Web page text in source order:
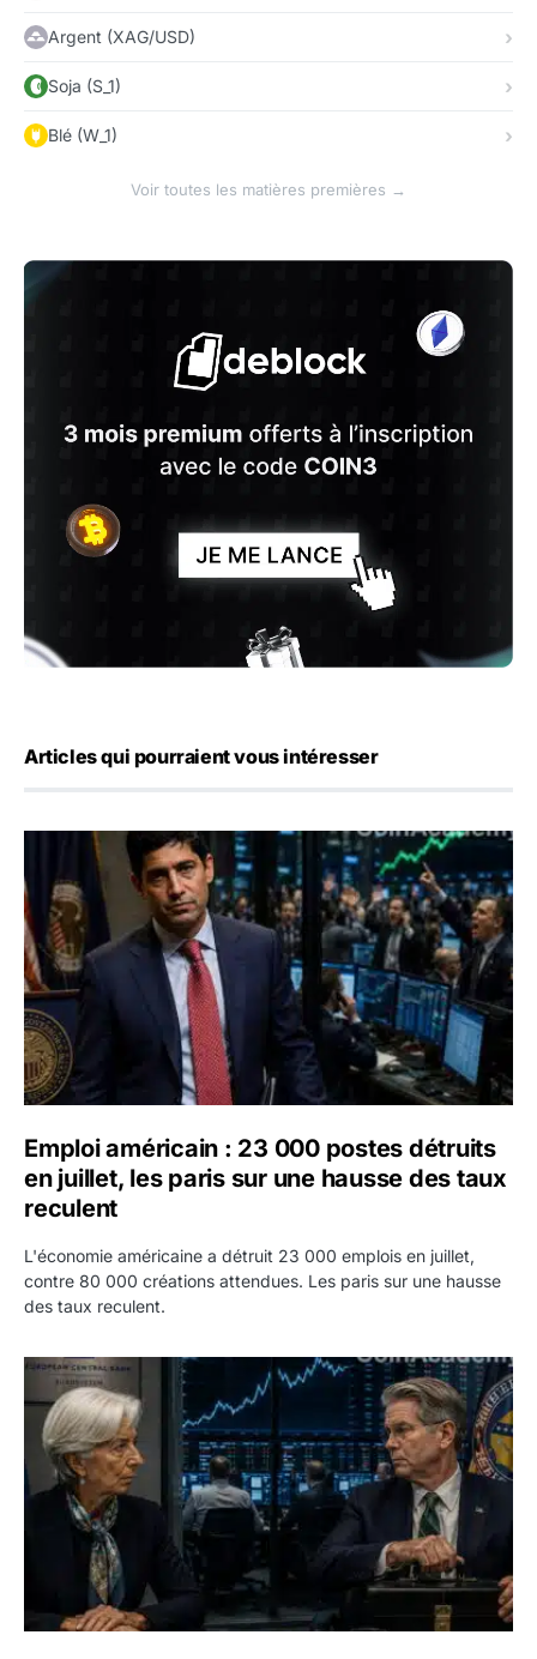
Argent (XAG/USD)
Soja (S_1)
Blé (W_1)
Voir toutes les matières premières →
Articles qui pourraient vous intéresser
Emploi américain : 23 000 postes détruits en juillet, les
Emploi américain : 23 000 postes détruits
en juillet, les paris sur une hausse des taux
reculent
L'économie américaine a détruit 23 000 emplois en juillet,
contre 80 000 créations attendues. Les paris sur une hausse
des taux reculent.
Yen : Washington a vendu des euros sans prévenir la